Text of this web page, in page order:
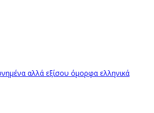
αλλά εξίσου όμορφα ελληνικά